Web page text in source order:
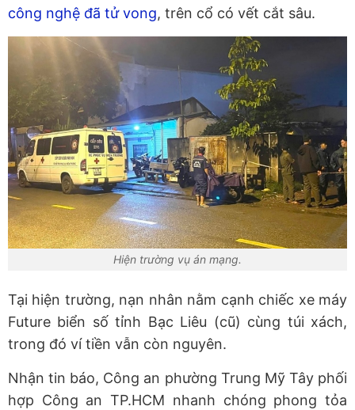
công nghệ đã tử vong, trên cổ có vết cắt sâu.
Hiện trường vụ án mạng.
Tại hiện trường, nạn nhân nằm cạnh chiếc xe máy
Future biển số tỉnh Bạc Liêu (cũ) cùng túi xách,
trong đó ví tiền vẫn còn nguyên.
Nhận tin báo, Công an phường Trung Mỹ Tây phối
hợp Công an TP.HCM nhanh chóng phong tỏa